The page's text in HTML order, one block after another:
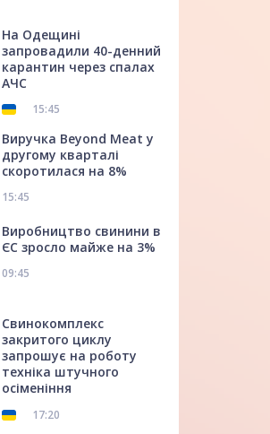
На Одещині
запровадили 40-денний
карантин через спалах
АЧС
15:45
Виручка Beyond Meat у
другому кварталі
скоротилася на 8%
15:45
Виробництво свинини в
ЄС зросло майже на 3%
09:45
Свинокомплекс
закритого циклу
запрошує на роботу
техніка штучного
осіменіння
17:20